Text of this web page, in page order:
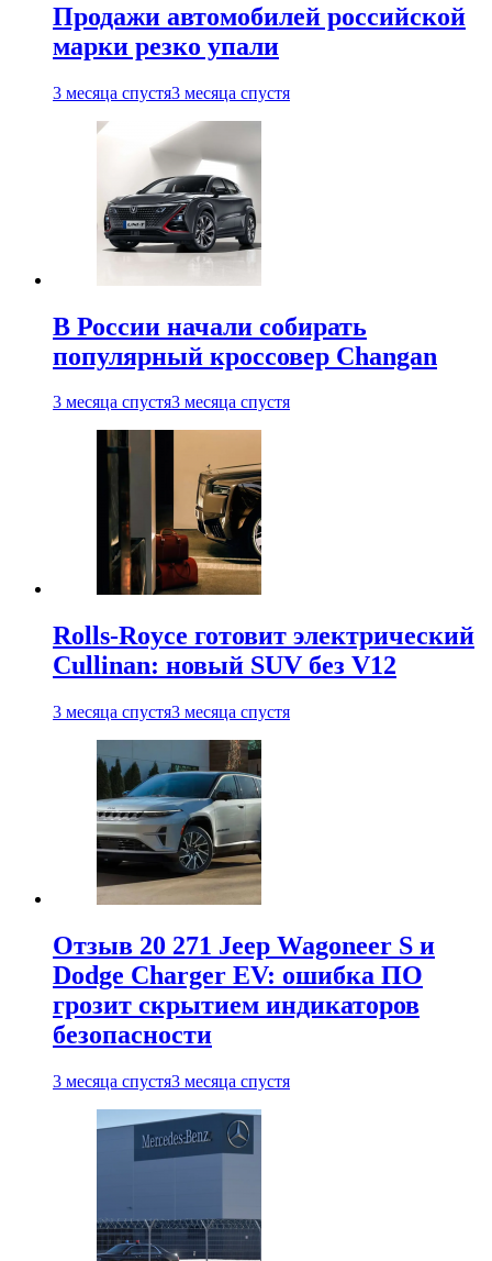
Продажи автомобилей российской
марки резко упали
3 месяца спустя3 месяца спустя
В России начали собирать
популярный кроссовер Changan
3 месяца спустя3 месяца спустя
Rolls-Royce готовит электрический
Cullinan: новый SUV без V12
3 месяца спустя3 месяца спустя
Отзыв 20 271 Jeep Wagoneer S и
Dodge Charger EV: ошибка ПО
грозит скрытием индикаторов
безопасности
3 месяца спустя3 месяца спустя